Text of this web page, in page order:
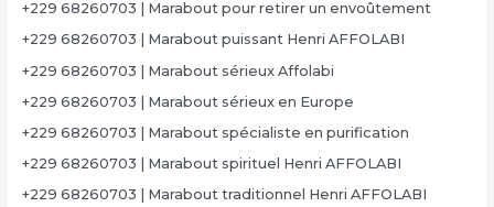
+229 68260703 | Marabout pour retirer un envoûtement
+229 68260703 | Marabout puissant Henri AFFOLABI
+229 68260703 | Marabout sérieux Affolabi
+229 68260703 | Marabout sérieux en Europe
+229 68260703 | Marabout spécialiste en purification
+229 68260703 | Marabout spirituel Henri AFFOLABI
+229 68260703 | Marabout traditionnel Henri AFFOLABI